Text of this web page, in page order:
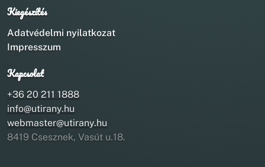
Kiegészítés
Adatvédelmi nyilatkozat
Impresszum
Kapcsolat
+36 20 211 1888
info@utirany.hu
webmaster@utirany.hu
8419 Csesznek, Vasút u.18.